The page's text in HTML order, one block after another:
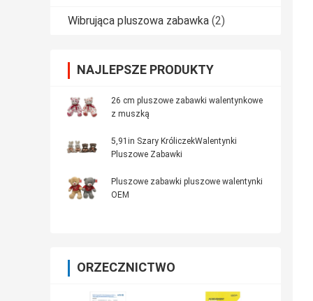
Wibrująca pluszowa zabawka (2)
NAJLEPSZE PRODUKTY
26 cm pluszowe zabawki walentynkowe
z muszką
5,91in Szary KróliczekWalentynki
Pluszowe Zabawki
Pluszowe zabawki pluszowe walentynki
OEM
ORZECZNICTWO